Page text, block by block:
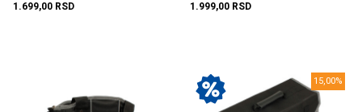
1.699,00 RSD 1.999,00 RSD
15,00%